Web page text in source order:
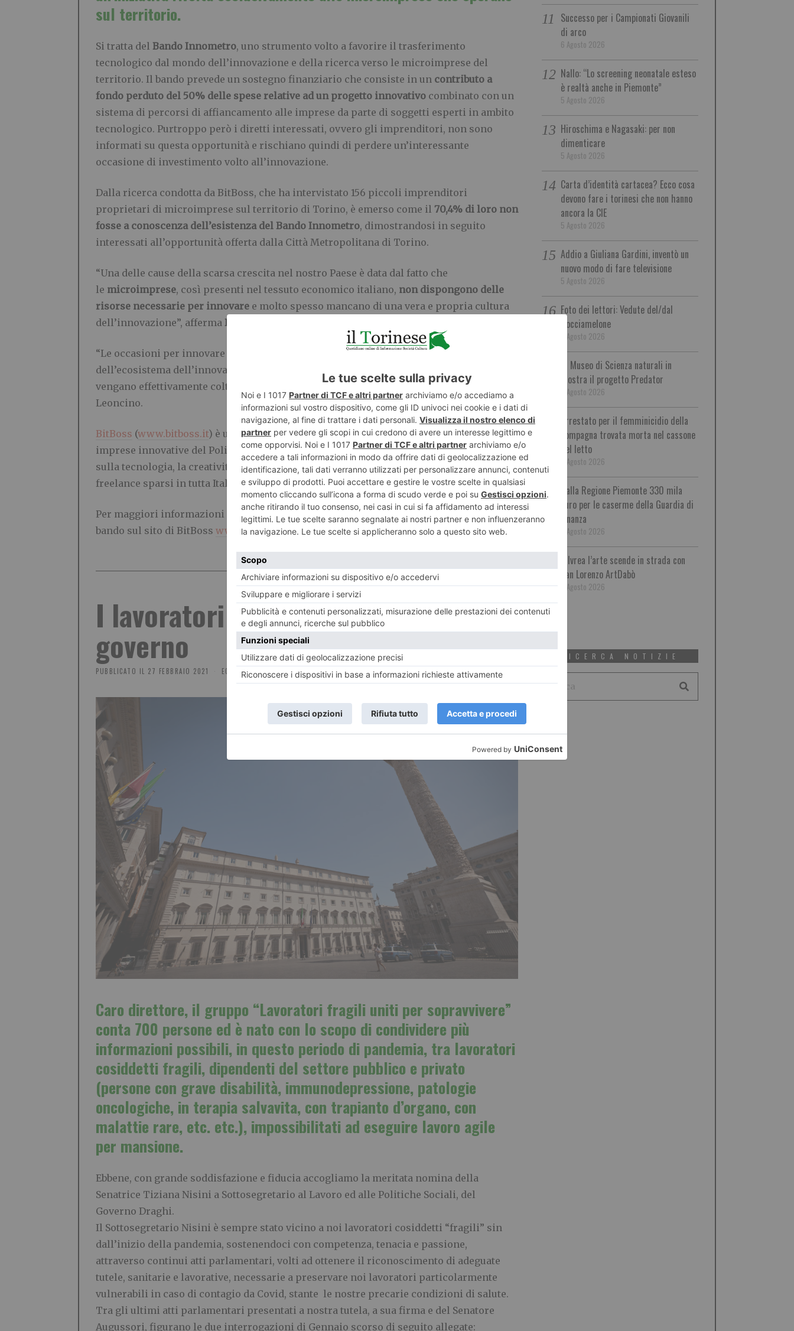
sul territorio.
Si tratta del Bando Innometro, uno strumento volto a favorire il trasferimento
tecnologico dal mondo dell’innovazione e della ricerca verso le microimprese del
territorio. Il bando prevede un sostegno finanziario che consiste in un contributo a
fondo perduto del 50% delle spese relative ad un progetto innovativo combinato con un
sistema di percorsi di affiancamento alle imprese da parte di soggetti esperti in ambito
tecnologico. Purtroppo però i diretti interessati, ovvero gli imprenditori, non sono
informati su questa opportunità e rischiano quindi di perdere un’interessante
occasione di investimento volto all’innovazione.
Dalla ricerca condotta da BitBoss, che ha intervistato 156 piccoli imprenditori
proprietari di microimprese sul territorio di Torino, è emerso come il 70,4% di loro non
fosse a conoscenza dell’esistenza del Bando Innometro, dimostrandosi in seguito
interessati all’opportunità offerta dalla Città Metropolitana di Torino.
“Una delle cause della scarsa crescita nel nostro Paese è data dal fatto che
le microimprese, così presenti nel tessuto economico italiano, non dispongono delle
risorse necessarie per innovare e molto spesso mancano di una vera e propria cultura
dell’innovazione”, afferma Davide Leoncino
“Le occasioni per innovare ci sono ma serve uno sforzo congiunto di istituzioni, attori
dell’ecosistema dell’innovazione e dell’informazione affinché queste opportunità
vengano effettivamente colte e si generi un impatto concreto sul territorio”, conclude
Leoncino.
BitBoss (www.bitboss.it) è una startup innovativa incubata inI3P, l’incubatore delle
imprese innovative del Politecnico di Torino. Progetta e sviluppa prodotti digitali basati
sulla tecnologia, la creatività e l’innovazione e collabora ogni giorno con developer
freelance sparsi in tutta Italia.
Per maggiori informazioni sul Bando Innometro si può consultare la pagina dedicata al
bando sul sito di BitBoss www.bitboss.it/bando-innometro.
I lavoratori fragili chiedono aiuto al
governo
PUBBLICATO IL 27 FEBBRAIO 2021 ECONOMIA E SOCIETA'
Caro direttore, il gruppo “Lavoratori fragili uniti per sopravvivere”
conta 700 persone ed è nato con lo scopo di condividere più
informazioni possibili, in questo periodo di pandemia, tra lavoratori
cosiddetti fragili, dipendenti del settore pubblico e privato
(persone con grave disabilità, immunodepressione, patologie
oncologiche, in terapia salvavita, con trapianto d’organo, con
malattie rare, etc. etc.), impossibilitati ad eseguire lavoro agile
per mansione.
Ebbene, con grande soddisfazione e fiducia accogliamo la meritata nomina della
Senatrice Tiziana Nisini a Sottosegretario al Lavoro ed alle Politiche Sociali, del
Governo Draghi.
Il Sottosegretario Nisini è sempre stato vicino a noi lavoratori cosiddetti “fragili” sin
dall’inizio della pandemia, sostenendoci con competenza, tenacia e passione,
attraverso continui atti parlamentari, volti ad ottenere il riconoscimento di adeguate
tutele, sanitarie e lavorative, necessarie a preservare noi lavoratori particolarmente
vulnerabili in caso di contagio da Covid, stante le nostre precarie condizioni di salute.
Tra gli ultimi atti parlamentari presentati a nostra tutela, a sua firma e del Senatore
Augussori, figurano le due interrogazioni di Gennaio scorso di seguito allegate:
Successo per i Campionati Giovanili
di arco
6 Agosto 2026
Nallo: “Lo screening neonatale esteso
è realtà anche in Piemonte”
5 Agosto 2026
Hiroschima e Nagasaki: per non
dimenticare
5 Agosto 2026
Carta d’identità cartacea? Ecco cosa
devono fare i torinesi che non hanno
ancora la CIE
5 Agosto 2026
Addio a Giuliana Gardini, inventò un
nuovo modo di fare televisione
5 Agosto 2026
Foto dei lettori: Vedute del/dal
Rocciamelone
5 Agosto 2026
Al Museo di Scienza naturali in
mostra il progetto Predator
5 Agosto 2026
Arrestato per il femminicidio della
compagna trovata morta nel cassone
del letto
5 Agosto 2026
Dalla Regione Piemonte 330 mila
euro per le caserme della Guardia di
Finanza
5 Agosto 2026
A Ivrea l’arte scende in strada con
San Lorenzo ArtDabò
5 Agosto 2026
RICERCA NOTIZIE